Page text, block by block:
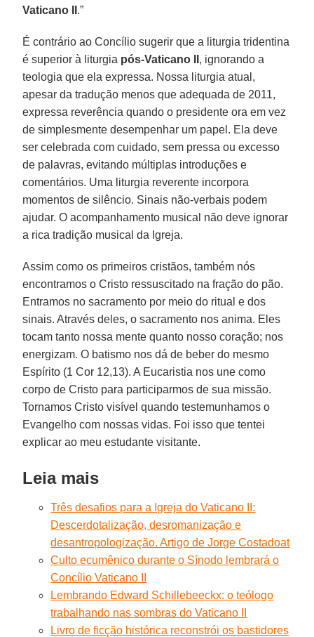
Vaticano II .”
É contrário ao Concílio sugerir que a liturgia tridentina
é superior à liturgia pós-Vaticano II , ignorando a
teologia que ela expressa. Nossa liturgia atual,
apesar da tradução menos que adequada de 2011,
expressa reverência quando o presidente ora em vez
de simplesmente desempenhar um papel. Ela deve
ser celebrada com cuidado, sem pressa ou excesso
de palavras, evitando múltiplas introduções e
comentários. Uma liturgia reverente incorpora
momentos de silêncio. Sinais não-verbais podem
ajudar. O acompanhamento musical não deve ignorar
a rica tradição musical da Igreja.
Assim como os primeiros cristãos, também nós
encontramos o Cristo ressuscitado na fração do pão.
Entramos no sacramento por meio do ritual e dos
sinais. Através deles, o sacramento nos anima. Eles
tocam tanto nossa mente quanto nosso coração; nos
energizam. O batismo nos dá de beber do mesmo
Espírito (1 Cor 12,13). A Eucaristia nos une como
corpo de Cristo para participarmos de sua missão.
Tornamos Cristo visível quando testemunhamos o
Evangelho com nossas vidas. Foi isso que tentei
explicar ao meu estudante visitante.
Leia mais
Três desafios para a Igreja do Vaticano II:
Descerdotalização, desromanização e
desantropologização. Artigo de Jorge Costadoat
Culto ecumênico durante o Sínodo lembrará o
Concílio Vaticano II
Lembrando Edward Schillebeeckx: o teólogo
trabalhando nas sombras do Vaticano II
Livro de ficção histórica reconstrói os bastidores